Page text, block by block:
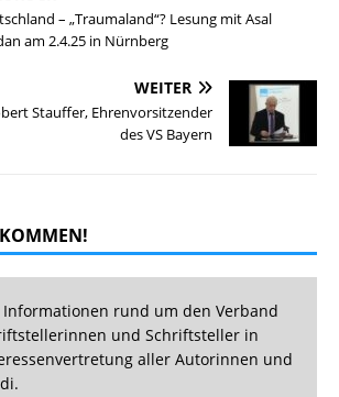
– „Traumaland“? Lesung mit Asal
am 2.4.25 in Nürnberg
WEITER
Stauffer, Ehrenvorsitzender
des VS Bayern
Informationen rund um den Verband
und Schriftsteller in
aller Autorinnen und